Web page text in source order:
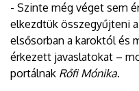
- Szinte még véget sem
elkezdtük összegyűjteni
elsősorban a karoktól és
érkezett javaslatokat –
portálnak Rőfi Mónika.